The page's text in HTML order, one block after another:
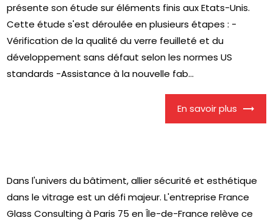
présente son étude sur éléments finis aux Etats-Unis.
Cette étude s'est déroulée en plusieurs étapes : -
Vérification de la qualité du verre feuilleté et du
développement sans défaut selon les normes US
standards -Assistance à la nouvelle fab...
En savoir plus
Dans l'univers du bâtiment, allier sécurité et esthétique
dans le vitrage est un défi majeur. L'entreprise France
Glass Consulting à Paris 75 en Île-de-France relève ce